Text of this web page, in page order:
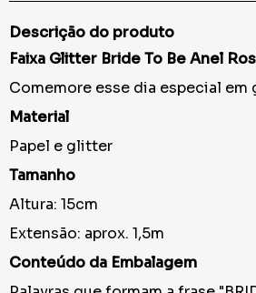
Descrição do produto
Faixa Glitter Bride To Be Anel
Comemore esse dia especial em
Material
Papel e glitter
Tamanho
Altura: 15cm
Extensão: aprox. 1,5m
Conteúdo da Embalagem